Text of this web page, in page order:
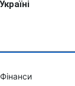
Фінанси